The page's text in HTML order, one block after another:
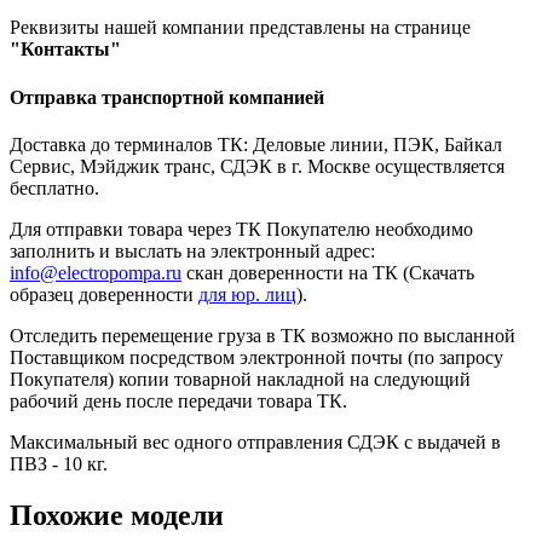
Реквизиты нашей компании представлены на странице
"Контакты"
Отправка транспортной компанией
Доставка до терминалов ТК: Деловые линии, ПЭК, Байкал
Сервис, Мэйджик транс, СДЭК в г. Москве осуществляется
бесплатно.
Для отправки товара через ТК Покупателю необходимо
заполнить и выслать на электронный адрес:
info@electropompa.ru скан доверенности на ТК (Скачать
образец доверенности для юр. лиц).
Отследить перемещение груза в ТК возможно по высланной
Поставщиком посредством электронной почты (по запросу
Покупателя) копии товарной накладной на следующий
рабочий день после передачи товара ТК.
Максимальный вес одного отправления СДЭК с выдачей в
ПВЗ - 10 кг.
Похожие модели